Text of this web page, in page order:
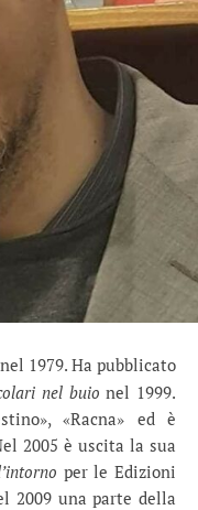
1979. Ha pubblicato
nel buio nel 1999.
«Racna» ed è
2005 è uscita la sua
per le Edizioni
2009 una parte della